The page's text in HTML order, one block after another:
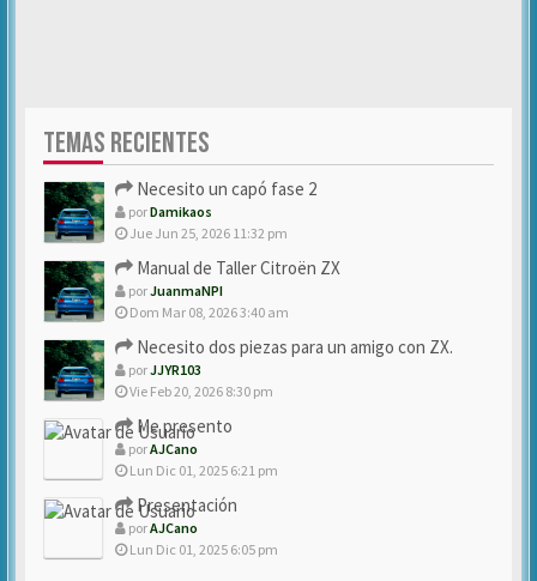
TEMAS RECIENTES
Necesito un capó fase 2
porDamikaos
Jue Jun 25, 2026 11:32 pm
Manual de Taller Citroën ZX
porJuanmaNPI
Dom Mar 08, 2026 3:40 am
Necesito dos piezas para un amigo con ZX.
porJJYR103
Vie Feb 20, 2026 8:30 pm
Me presento
porAJCano
Lun Dic 01, 2025 6:21 pm
Presentación
porAJCano
Lun Dic 01, 2025 6:05 pm